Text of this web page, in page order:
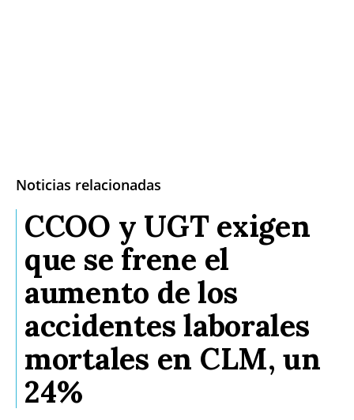
Noticias relacionadas
CCOO y UGT exigen
que se frene el
aumento de los
accidentes laborales
mortales en CLM, un
24%